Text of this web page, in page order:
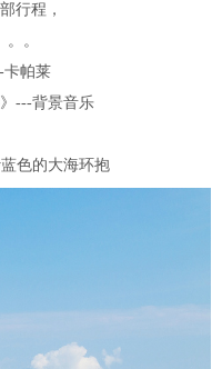
行程，
。
卡帕莱
---背景音乐
色的大海环抱